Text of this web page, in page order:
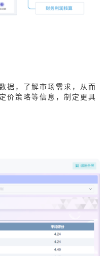
据，了解市场需求，从而
价策略等信息，制定更具